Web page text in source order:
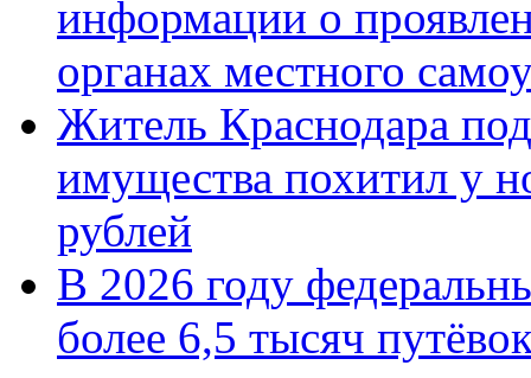
информации о
органах местного
Житель Краснодара
имущества похитил у
рублей
В 2026 году
более 6,5 тысяч